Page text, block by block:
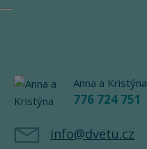
Anna a Kristýna
776 724 751
info@dvetu.cz